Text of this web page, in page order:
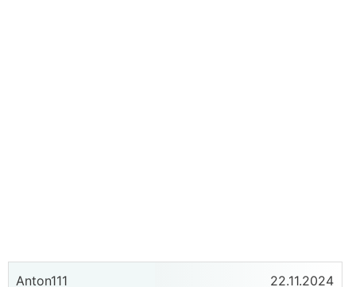
Anton111 22.11.2024